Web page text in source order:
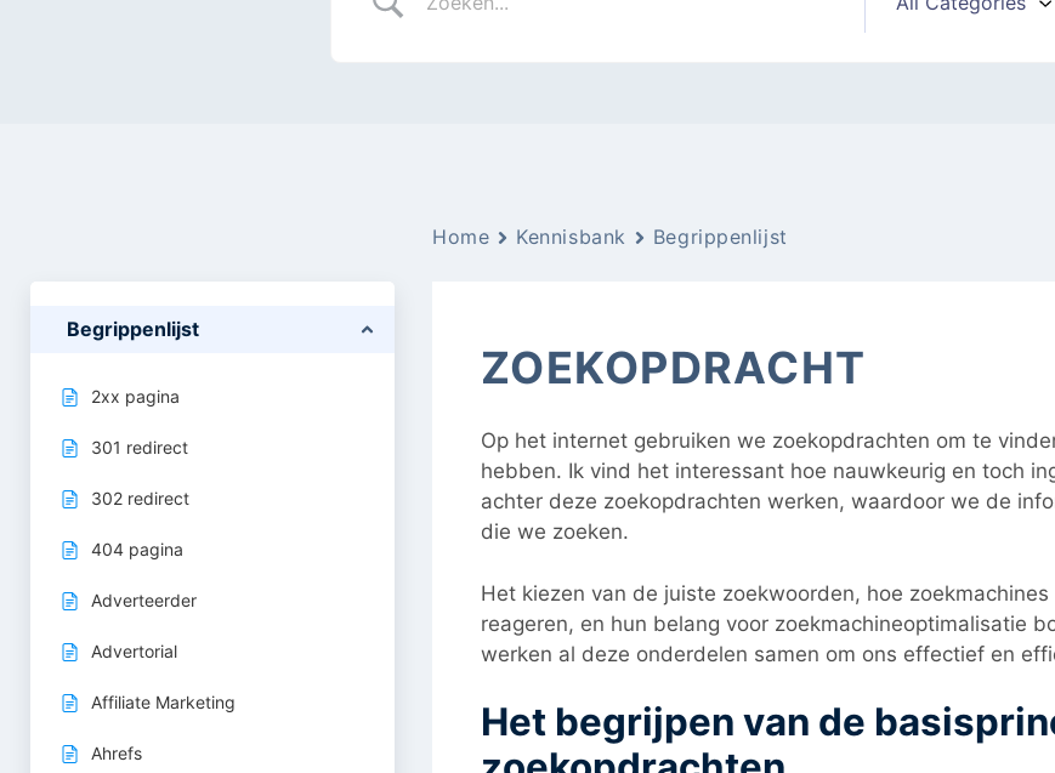
Begrippenlijst
2xx pagina
301 redirect
302 redirect
404 pagina
Adverteerder
Advertorial
Affiliate Marketing
Ahrefs
Home Kennisbank Begrippenlijst
ZOEKOPDRACHT
Op het internet gebruiken we zoekopdrachten om te
hebben. Ik vind het interessant hoe nauwkeurig en toch
achter deze zoekopdrachten werken, waardoor we de
die we zoeken.
Het kiezen van de juiste zoekwoorden, hoe
reageren, en hun belang voor zoekmachineoptimalisatie
werken al deze onderdelen samen om ons effectief en
Het begrijpen van de